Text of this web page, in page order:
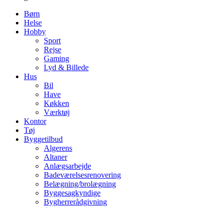
Børn
Helse
Hobby
Sport
Rejse
Gaming
Lyd & Billede
Hus
Bil
Have
Køkken
Værktøj
Kontor
Tøj
Byggetilbud
Algerens
Altaner
Anlægsarbejde
Badeværelsesrenovering
Belægning/brolægning
Byggesagkyndige
Bygherrerådgivning